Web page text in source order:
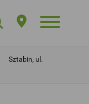
Sztabin, ul.